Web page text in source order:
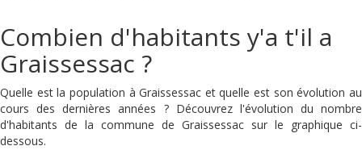
Combien d'habitants y'a t'il a
Graissessac ?
Quelle est la population à Graissessac et quelle est son évolution au
cours des dernières années ? Découvrez l'évolution du nombre
d'habitants de la commune de Graissessac sur le graphique ci-
dessous.